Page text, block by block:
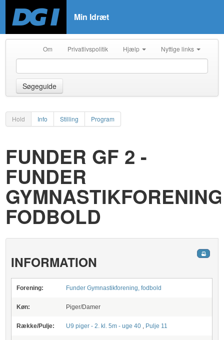
Min Idræt
Om Privatlivspolitik Hjælp Nyttige links
Søgeguide
Hold Info Stilling Program
FUNDER GF 2 -
FUNDER
FODBOLD
INFORMATION
Forening: Funder Gymnastikforening, fodbold
Køn: Piger/Damer
Række/Pulje: U9 piger - 2. kl. 5m - uge 40 , Pulje 11